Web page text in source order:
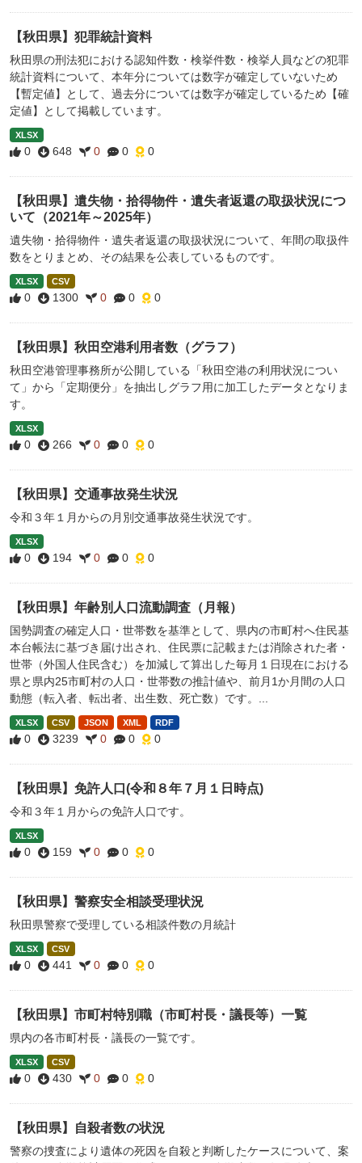
【秋田県】犯罪統計資料
秋田県の刑法犯における認知件数・検挙件数・検挙人員などの犯罪
統計資料について、本年分については数字が確定していないため
【暫定値】として、過去分については数字が確定しているため【確
定値】として掲載しています。
XLSX
0 648 0 0 0
【秋田県】遺失物・拾得物件・遺失者返還の取扱状況につ
いて（2021年～2025年）
遺失物・拾得物件・遺失者返還の取扱状況について、年間の取扱件
数をとりまとめ、その結果を公表しているものです。
XLSX CSV
0 1300 0 0 0
【秋田県】秋田空港利用者数（グラフ）
秋田空港管理事務所が公開している「秋田空港の利用状況につい
て」から「定期便分」を抽出しグラフ用に加工したデータとなりま
す。
XLSX
0 266 0 0 0
【秋田県】交通事故発生状況
令和３年１月からの月別交通事故発生状況です。
XLSX
0 194 0 0 0
【秋田県】年齢別人口流動調査（月報）
国勢調査の確定人口・世帯数を基準として、県内の市町村へ住民基
本台帳法に基づき届け出され、住民票に記載または消除された者・
世帯（外国人住民含む）を加減して算出した毎月１日現在における
県と県内25市町村の人口・世帯数の推計値や、前月1か月間の人口
動態（転入者、転出者、出生数、死亡数）です。...
XLSX CSV JSON XML RDF
0 3239 0 0 0
【秋田県】免許人口(令和８年７月１日時点)
令和３年１月からの免許人口です。
XLSX
0 159 0 0 0
【秋田県】警察安全相談受理状況
秋田県警察で受理している相談件数の月統計
XLSX CSV
0 441 0 0 0
【秋田県】市町村特別職（市町村長・議長等）一覧
県内の各市町村長・議長の一覧です。
XLSX CSV
0 430 0 0 0
【秋田県】自殺者数の状況
警察の捜査により遺体の死因を自殺と判断したケースについて、案